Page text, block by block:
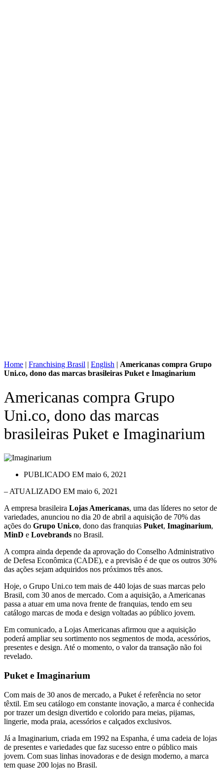
Home | Franchising Brasil | English | Americanas compra Grupo
Uni.co, dono das marcas brasileiras Puket e Imaginarium
Americanas compra Grupo
Uni.co, dono das marcas
brasileiras Puket e Imaginarium
PUBLICADO EM maio 6, 2021
– ATUALIZADO EM maio 6, 2021
A empresa brasileira Lojas Americanas, uma das líderes no setor de
variedades, anunciou no dia 20 de abril a aquisição de 70% das
ações do Grupo Uni.co, dono das franquias Puket, Imaginarium,
MinD e Lovebrands no Brasil.
A compra ainda depende da aprovação do Conselho Administrativo
de Defesa Econômica (CADE), e a previsão é de que os outros 30%
das ações sejam adquiridos nos próximos três anos.
Hoje, o Grupo Uni.co tem mais de 440 lojas de suas marcas pelo
Brasil, com 30 anos de mercado. Com a aquisição, a Americanas
passa a atuar em uma nova frente de franquias, tendo em seu
catálogo marcas de moda e design voltadas ao público jovem.
Em comunicado, a Lojas Americanas afirmou que a aquisição
poderá ampliar seu sortimento nos segmentos de moda, acessórios,
presentes e design. Até o momento, o valor da transação não foi
revelado.
Puket e Imaginarium
Com mais de 30 anos de mercado, a Puket é referência no setor
têxtil. Em seu catálogo em constante inovação, a marca é conhecida
por trazer um design divertido e colorido para meias, pijamas,
lingerie, moda praia, acessórios e calçados exclusivos.
Já a Imaginarium, criada em 1992 na Espanha, é uma cadeia de lojas
de presentes e variedades que faz sucesso entre o público mais
jovem. Com suas linhas inovadoras e de design moderno, a marca
tem quase 200 lojas no Brasil.